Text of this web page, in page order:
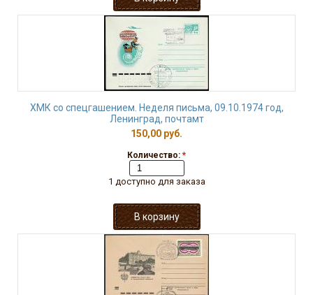
ХМК со спецгашением. Неделя письма, 09.10.1974 год,
Ленинград, почтамт
150,00 руб.
Количество: *
1 доступно для заказа